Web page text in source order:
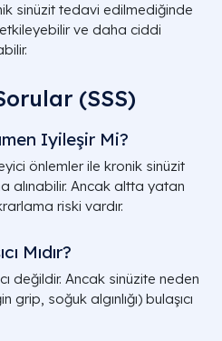
sinüzit tedavi edilmediğinde
ve daha ciddi
(SSS)
Iyileşir Mi?
önlemler ile kronik sinüzit
alınabilir. Ancak altta yatan
riski vardır.
Mıdır?
değildir. Ancak sinüzite neden
soğuk algınlığı) bulaşıcı